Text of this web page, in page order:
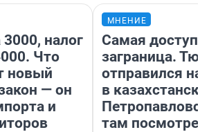
налог
Что
новый
— он
и
МНЕНИЕ
Самая
заграница.
отправился
в
там